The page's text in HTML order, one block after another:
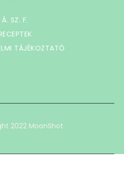
Á. SZ. F.
TÁJÉKOZTATÓ
2022 MoonShot